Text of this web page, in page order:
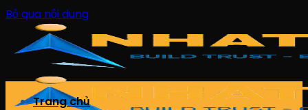
Bỏ qua nội dung
Trang chủ